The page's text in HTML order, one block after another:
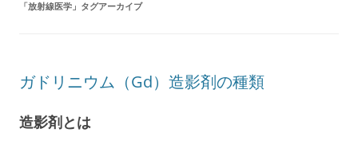
「放射線医学 」タグアーカイブ
ガドリニウム（Gd）造影剤の種類
造影剤とは